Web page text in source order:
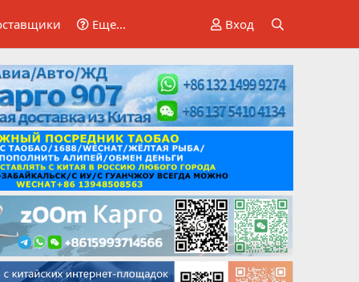
Еще... Вход